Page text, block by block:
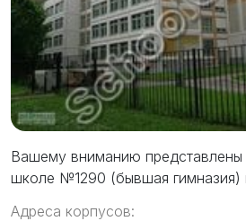
Вашему вниманию представлены
школе №1290 (бывшая гимназия)
Адреса корпусов: